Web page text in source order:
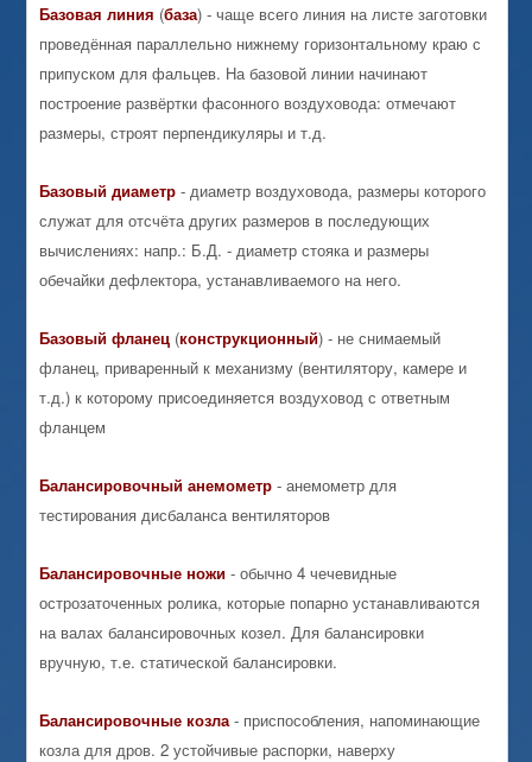
Базовая линия (база) - чаще всего линия на листе заготовки
проведённая параллельно нижнему горизонтальному краю с
припуском для фальцев. На базовой линии начинают
построение развёртки фасонного воздуховода: отмечают
размеры, строят перпендикуляры и т.д.
Базовый диаметр - диаметр воздуховода, размеры которого
служат для отсчёта других размеров в последующих
вычислениях: напр.: Б.Д. - диаметр стояка и размеры
обечайки дефлектора, устанавливаемого на него.
Базовый фланец (конструкционный) - не снимаемый
фланец, приваренный к механизму (вентилятору, камере и
т.д.) к которому присоединяется воздуховод с ответным
фланцем
Балансировочный анемометр - анемометр для
тестирования дисбаланса вентиляторов
Балансировочные ножи - обычно 4 чечевидные
острозаточенных ролика, которые попарно устанавливаются
на валах балансировочных козел. Для балансировки
вручную, т.е. статической балансировки.
Балансировочные козла - приспособления, напоминающие
козла для дров. 2 устойчивые распорки, наверху